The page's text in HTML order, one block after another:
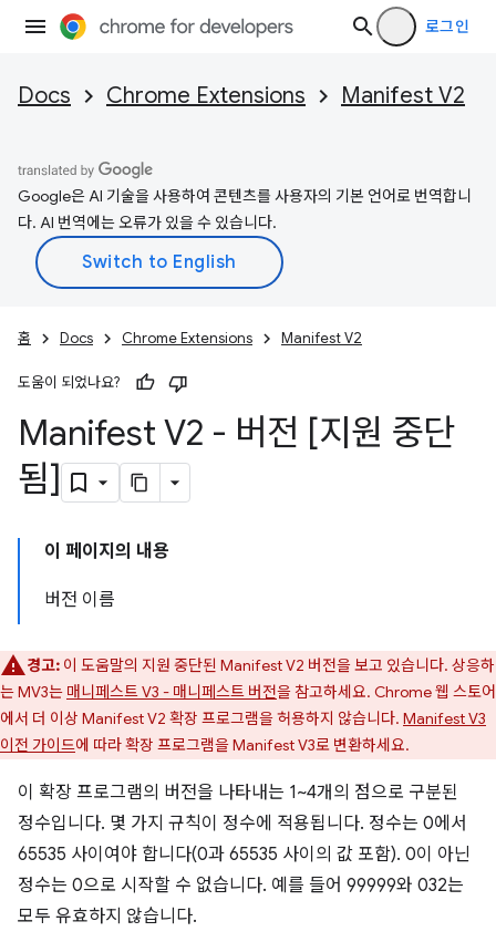
로그인
Docs Chrome Extensions Manifest V2
Google은 AI 기술을 사용하여 콘텐츠를 사용자의 기본 언어로 번역합니
다. AI 번역에는 오류가 있을 수 있습니다.
홈 Docs Chrome Extensions Manifest V2
도움이 되었나요?
Manifest V2 - 버전 [지원 중단
됨]
이 페이지의 내용
버전 이름
경고: 이 도움말의 지원 중단된 Manifest V2 버전을 보고 있습니다. 상응하
는 MV3는 매니페스트 V3 - 매니페스트 버전을 참고하세요. Chrome 웹 스토어
에서 더 이상 Manifest V2 확장 프로그램을 허용하지 않습니다. Manifest V3
이전 가이드에 따라 확장 프로그램을 Manifest V3로 변환하세요.
이 확장 프로그램의 버전을 나타내는 1~4개의 점으로 구분된
정수입니다. 몇 가지 규칙이 정수에 적용됩니다. 정수는 0에서
65535 사이여야 합니다(0과 65535 사이의 값 포함). 0이 아닌
정수는 0으로 시작할 수 없습니다. 예를 들어 99999와 032는
모두 유효하지 않습니다.